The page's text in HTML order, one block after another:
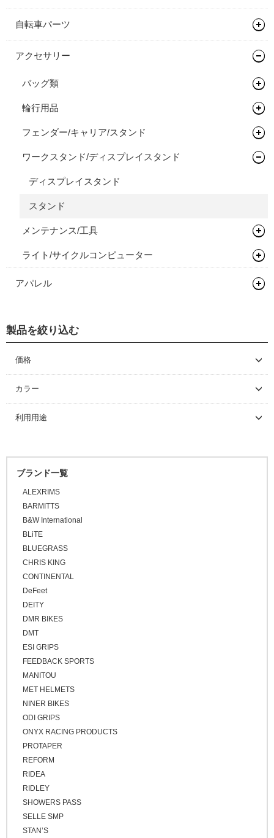
自転車パーツ
ハンドル/ステム
ライザーバー
アクセサリー
バッグ類
バックパック
バイクパッキング/アクセサリー
サドルバッグ
その他バッグ
輪行用品
輪行袋
その他輪行用品
フェンダー/キャリア/スタンド
キャリア
ワークスタンド/ディスプレイスタンド
ディスプレイスタンド
スタンド
メンテナンス/工具
プロテクター
ライト/サイクルコンピューター
ライト
アパレル
グローブ
製品を絞り込む
価格
～ \5,000
\5,001 ～ 10,000
\10,001 ～ 20,000
\30,001 ～ 50,000
\50,001 ～
カラー
利用用途
ブランド一覧
ALEXRIMS
BARMITTS
B&W International
BLiTE
BLUEGRASS
CHRIS KING
CONTINENTAL
DeFeet
DEITY
DMR BIKES
DMT
ESI GRIPS
FEEDBACK SPORTS
MANITOU
MET HELMETS
NINER BIKES
ODI GRIPS
ONYX RACING PRODUCTS
PROTAPER
REFORM
RIDEA
RIDLEY
SHOWERS PASS
SELLE SMP
STAN’S